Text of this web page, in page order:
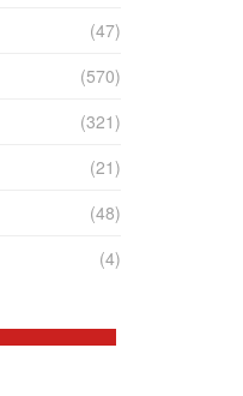
(47)
(570)
(321)
(21)
(48)
(4)